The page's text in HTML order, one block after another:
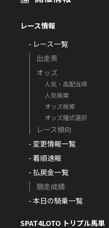
レース情報
- レース一覧
出走表
オッズ
人気・高配当順
人気検索
オッズ検索
オッズ賭式選択
レース傾向
- 変更情報一覧
- 着順速報
- 払戻金一覧
競走成績
- 本日の騎乗一覧
SPAT4LOTO トリプル馬単